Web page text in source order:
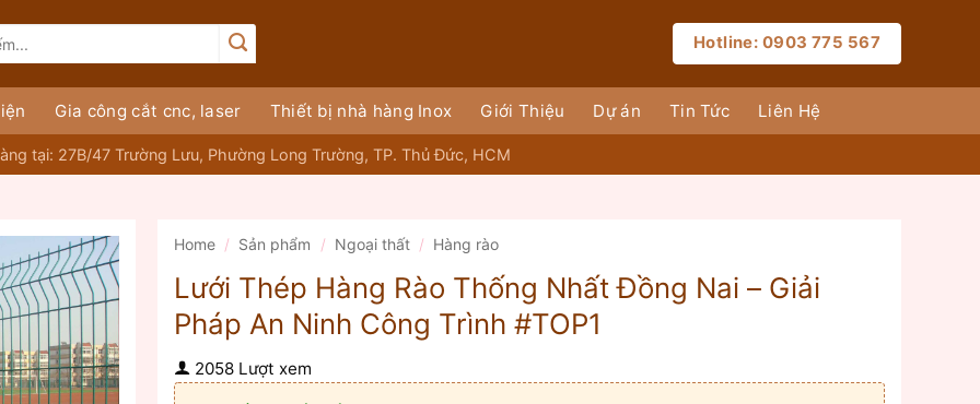
Hotline: 0903 775 567
Gia công cắt cnc, laser Thiết bị nhà hàng Inox Giới Thiệu Dự án Tin Tức Liên Hệ
tại: 27B/47 Trường Lưu, Phường Long Trường, TP. Thủ Đức, HCM
Home / Sản phẩm / Ngoại thất / Hàng rào
Lưới Thép Hàng Rào Thống Nhất Đồng Nai – Giải
Pháp An Ninh Công Trình #TOP1
2058 Lượt xem